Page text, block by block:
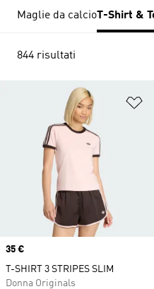
Maglie da calcioT-Shirt &
844 risultati
Price
35 €
T-SHIRT 3 STRIPES SLIM
Donna Originals